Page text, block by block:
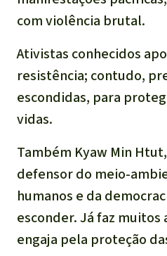
com violência brutal.
Ativistas conhecidos
resistência; contudo,
escondidas, para
vidas.
Também Kyaw Min
defensor do meio-
humanos e da
esconder. Já faz muitos
engaja pela proteção